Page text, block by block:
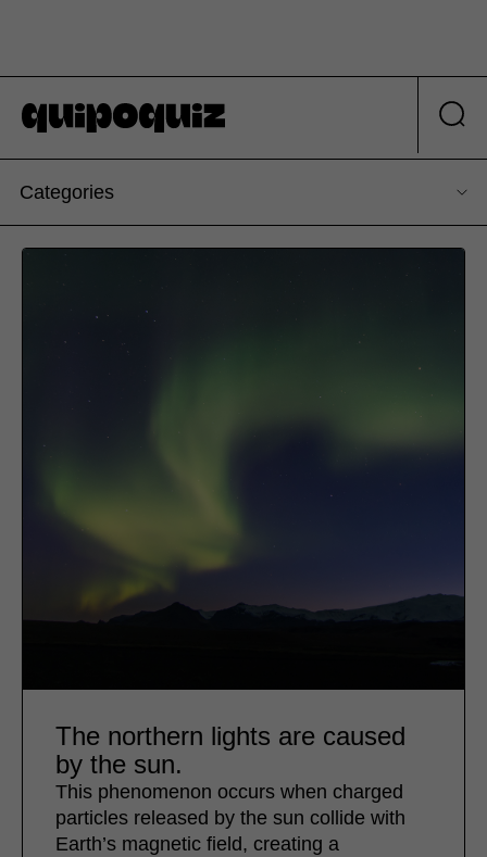
Categories
The northern lights are caused
by the sun.
This phenomenon occurs when charged
particles released by the sun collide with
Earth’s magnetic field, creating a